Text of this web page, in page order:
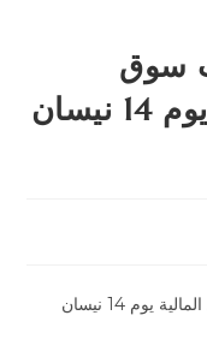
سوق
العراق للأوراق المالية يوم 14 نيسان
التقرير اليومي لتداولات سوق العراق للأوراق المالية يوم 14 نيسان